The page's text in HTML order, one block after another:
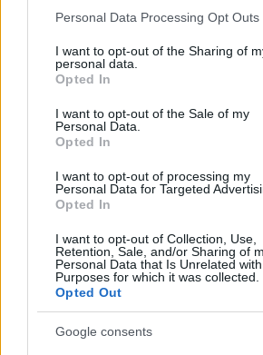
Please note that this website/app uses
not limited to your visit or usage
grant or deny consent to Google and its
use your data for below specified
consent section.
Personal Data Processing Opt Outs
I want to opt-out of the Sharing of
personal data.
Opted In
I want to opt-out of the Sale of my
Personal Data.
Opted In
I want to opt-out of processing my
Personal Data for Targeted
Opted In
I want to opt-out of Collection, Use,
Retention, Sale, and/or Sharing of
Personal Data that Is Unrelated
Purposes for which it was collected.
Opted Out
Google consents
F
a
ce
b
o
o
k
T
w
it
te
r
Pi
n
te
re
st
W
h
s
p
p
S
h
re
Prossimo articolo
NOTIZIE RECENTI
Auto prende fuoco sulla
Olbia, cosa è successo
Incidente sulla 125 a Olbia,
danni ingenti